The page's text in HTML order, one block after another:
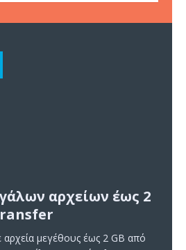
αρχείων έως 2
αρχεία μεγέθους έως 2 GB από